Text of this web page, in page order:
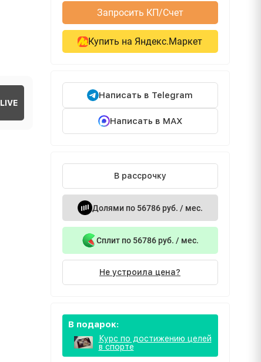
LIVE
Запросить КП/Счет
Купить на Яндекс.Маркет
Написать в Telegram
Написать в MAX
В рассрочку
Долями по 56786 руб. / мес.
Сплит по 56786 руб. / мес.
Не устроила цена?
В подарок:
Курс по достижению целей
в спорте